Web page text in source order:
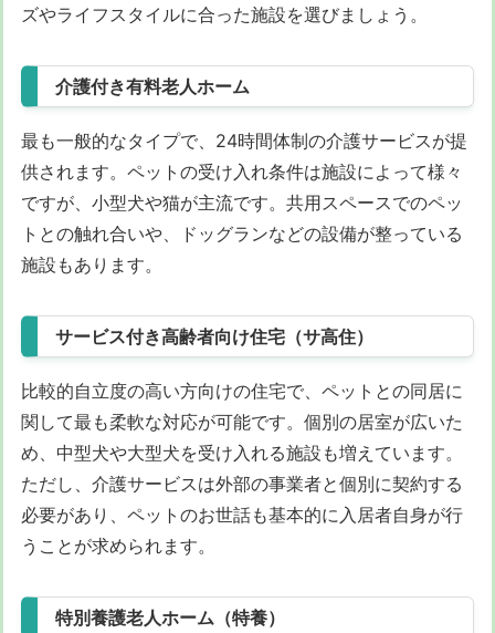
ズやライフスタイルに合った施設を選びましょう。
介護付き有料老人ホーム
最も一般的なタイプで、24時間体制の介護サービスが提
供されます。ペットの受け入れ条件は施設によって様々
ですが、小型犬や猫が主流です。共用スペースでのペッ
トとの触れ合いや、ドッグランなどの設備が整っている
施設もあります。
サービス付き高齢者向け住宅（サ高住）
比較的自立度の高い方向けの住宅で、ペットとの同居に
関して最も柔軟な対応が可能です。個別の居室が広いた
め、中型犬や大型犬を受け入れる施設も増えています。
ただし、介護サービスは外部の事業者と個別に契約する
必要があり、ペットのお世話も基本的に入居者自身が行
うことが求められます。
特別養護老人ホーム（特養）